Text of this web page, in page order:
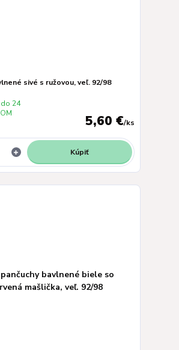
sivé s ružovou, veľ. 92/98
5,60 €/ks
24
Kúpiť